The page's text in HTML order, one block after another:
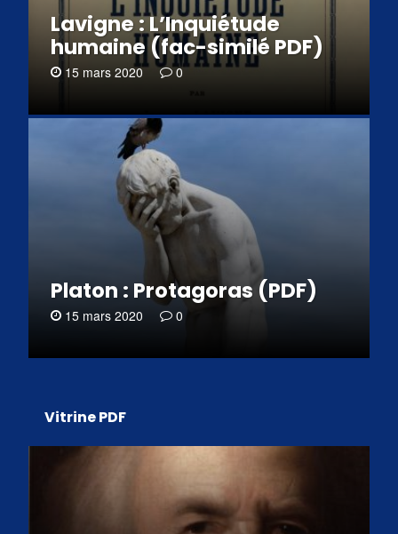
Lavigne : L’Inquiétude
humaine (fac-similé PDF)
15 mars 2020 0
Platon : Protagoras (PDF)
15 mars 2020 0
Vitrine PDF